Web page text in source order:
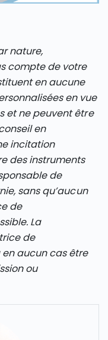
nature,
compte de votre
en aucune
en vue
et ne peuvent être
en
incitation
des instruments
de
sans qu’aucun
de
La
de
aucun cas être
ou